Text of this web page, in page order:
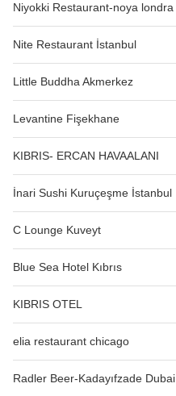
Niyokki Restaurant-noya londra
Nite Restaurant İstanbul
Little Buddha Akmerkez
Levantine Fişekhane
KIBRIS- ERCAN HAVAALANI
İnari Sushi Kuruçeşme İstanbul
C Lounge Kuveyt
Blue Sea Hotel Kıbrıs
KIBRIS OTEL
elia restaurant chicago
Radler Beer-Kadayıfzade Dubai